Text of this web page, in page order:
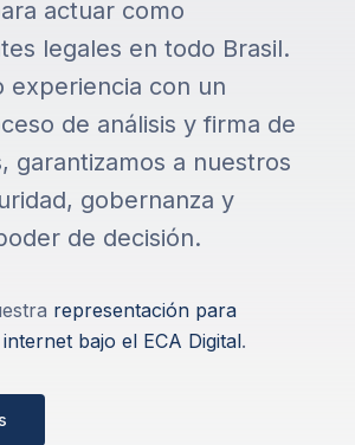
actuar como
legales en todo Brasil.
experiencia con un
de análisis y firma de
garantizamos a nuestros
gobernanza y
de decisión.
representación para
bajo el ECA Digital.